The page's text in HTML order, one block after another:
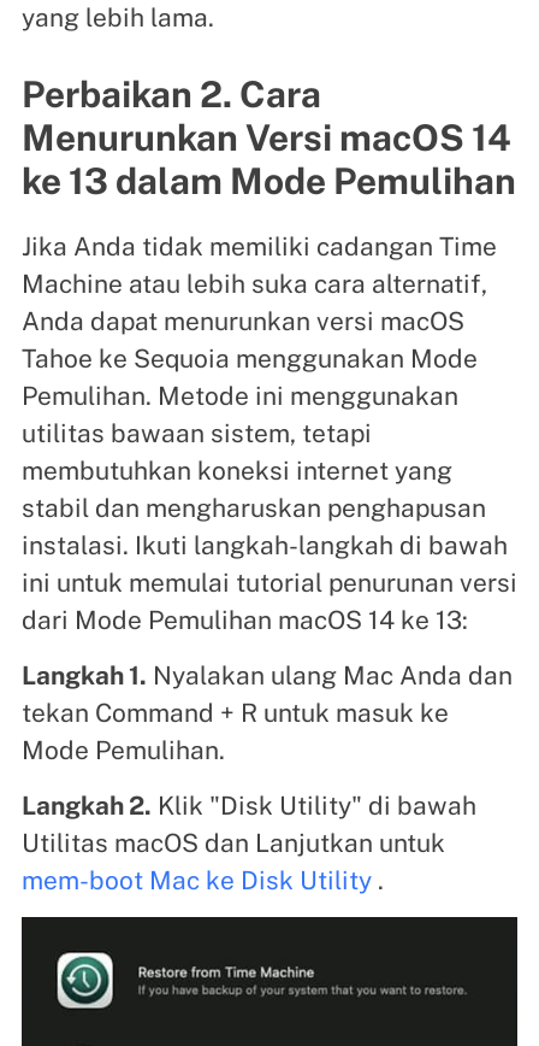
yang lebih lama.
Perbaikan 2. Cara
Menurunkan Versi macOS 14
ke 13 dalam Mode Pemulihan
Jika Anda tidak memiliki cadangan Time
Machine atau lebih suka cara alternatif,
Anda dapat menurunkan versi macOS
Tahoe ke Sequoia menggunakan Mode
Pemulihan. Metode ini menggunakan
utilitas bawaan sistem, tetapi
membutuhkan koneksi internet yang
stabil dan mengharuskan penghapusan
instalasi. Ikuti langkah-langkah di bawah
ini untuk memulai tutorial penurunan versi
dari Mode Pemulihan macOS 14 ke 13:
Langkah 1. Nyalakan ulang Mac Anda dan
tekan Command + R untuk masuk ke
Mode Pemulihan.
Langkah 2. Klik "Disk Utility" di bawah
Utilitas macOS dan Lanjutkan untuk
mem-boot Mac ke Disk Utility.